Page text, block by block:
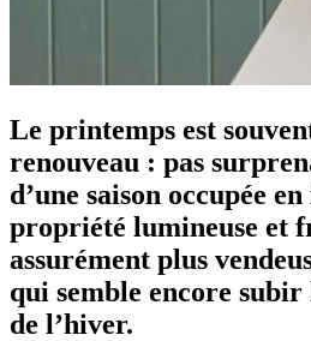
Le printemps est
renouveau : pas
d’une saison occupée
propriété lumineuse et
assurément plus
qui semble encore subir
de l’hiver.